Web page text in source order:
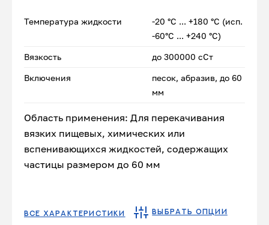
Температура жидкости
-20 °С ... +180 °С (исп.
-60°С ... +240 °С)
Вязкость до 300000 сСт
Включения
песок, абразив, до 60
мм
Область применения: Для перекачивания
вязких пищевых, химических или
вспенивающихся жидкостей, содержащих
частицы размером до 60 мм
ВСЕ ХАРАКТЕРИСТИКИ ВЫБРАТЬ ОПЦИИ